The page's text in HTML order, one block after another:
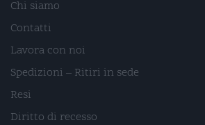
Chi siamo
Contatti
Lavora con noi
Spedizioni – Ritiri in sede
Resi
Diritto di recesso